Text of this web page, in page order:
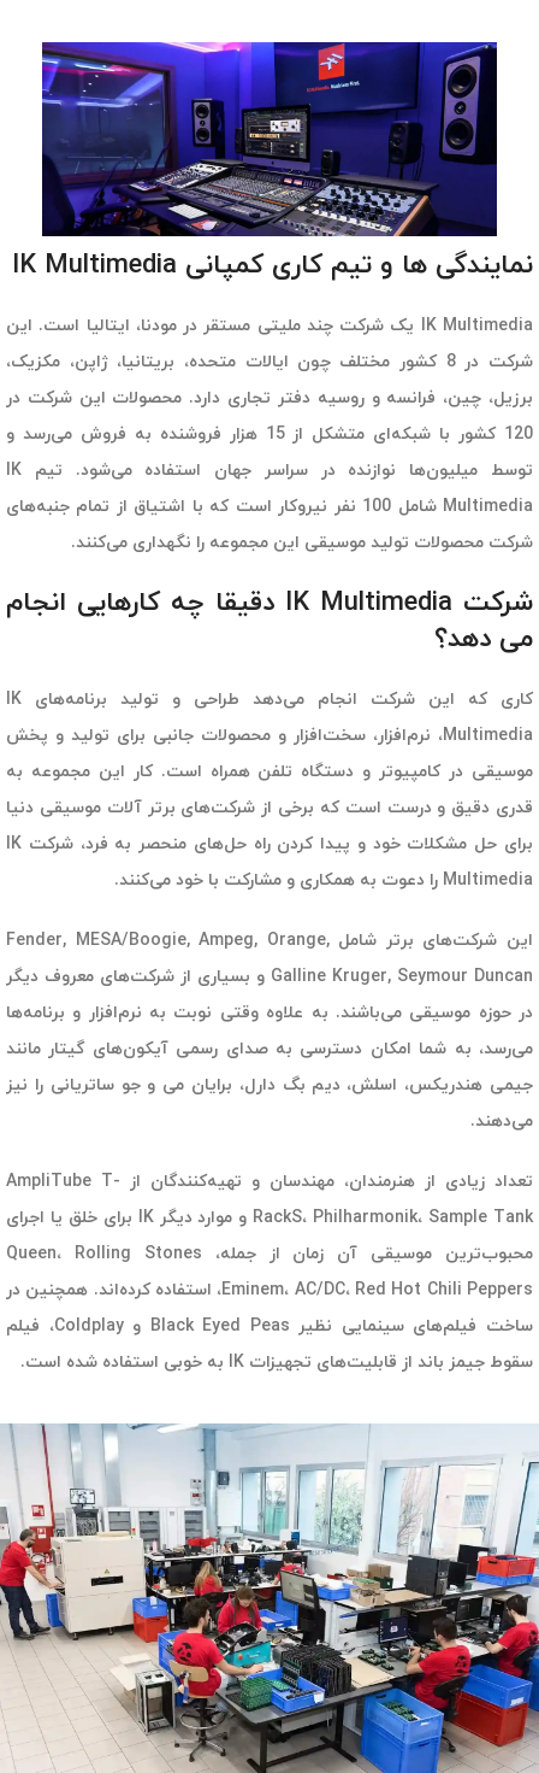
نمایندگی ها و تیم کاری کمپانی IK Multimedia
IK Multimedia یک شرکت چند ملیتی مستقر در مودنا، ایتالیا است. این
شرکت در 8 کشور مختلف چون ایالات متحده، بریتانیا، ژاپن، مکزیک،
برزیل، چین، فرانسه و روسیه دفتر تجاری دارد. محصولات این شرکت در
120 کشور با شبکه‌ای متشکل از 15 هزار فروشنده به فروش می‌رسد و
توسط میلیون‌ها نوازنده در سراسر جهان استفاده می‌شود. تیم IK
Multimedia شامل 100 نفر نیروکار است که با اشتیاق از تمام جنبه‌های
شرکت محصولات تولید موسیقی این مجموعه را نگهداری می‌کنند.
شرکت IK Multimedia دقیقا چه کارهایی انجام
می دهد؟
کاری که این شرکت انجام می‌دهد طراحی و تولید برنامه‌های IK
Multimedia، نرم‌افزار، سخت‌افزار و محصولات جانبی برای تولید و پخش
موسیقی در کامپیوتر و دستگاه تلفن همراه است. کار این مجموعه به
قدری دقیق و درست است که برخی از شرکت‌های برتر آلات موسیقی دنیا
برای حل مشکلات خود و پیدا کردن راه حل‌های منحصر به فرد، شرکت IK
Multimedia را دعوت به همکاری و مشارکت با خود می‌کنند.
این شرکت‌های برتر شامل Fender, MESA/Boogie, Ampeg, Orange,
Galline Kruger, Seymour Duncan و بسیاری از شرکت‌های معروف دیگر
در حوزه موسیقی می‌باشند. به علاوه وقتی نوبت به نرم‌افزار و برنامه‌ها
می‌رسد، به شما امکان دسترسی به صدای رسمی آیکون‌های گیتار مانند
جیمی هندریکس، اسلش، دیم بگ دارل، برایان می و جو ساتریانی را نیز
می‌دهند.
تعداد زیادی از هنرمندان، مهندسان و تهیه‌کنندگان از AmpliTube T-
RackS، Philharmonik، Sample Tank و موارد دیگر IK برای خلق یا اجرای
محبوب‌ترین موسیقی آن زمان از جمله، Queen، Rolling Stones
Eminem، AC/DC، Red Hot Chili Peppers، استفاده کرده‌اند. همچنین در
ساخت فیلم‌های سینمایی نظیر Black Eyed Peas و Coldplay، فیلم
سقوط جیمز باند از قابلیت‌های تجهیزات IK به خوبی استفاده شده است.